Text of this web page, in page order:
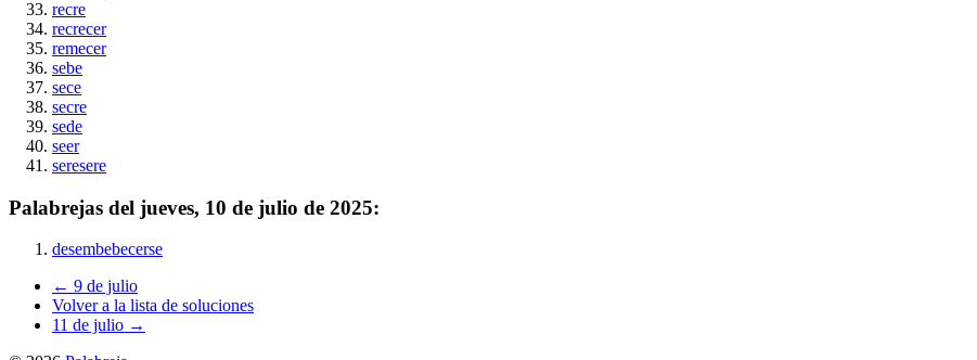
recre
recrecer
remecer
sebe
sece
secre
sede
seer
seresere
Palabrejas del jueves, 10 de julio de 2025:
desembebecerse
← 9 de julio
Volver a la lista de soluciones
11 de julio →